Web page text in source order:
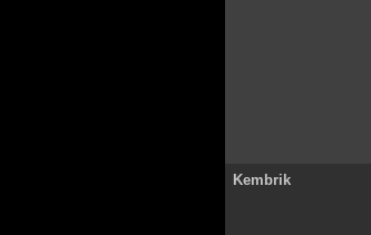
Kembrik